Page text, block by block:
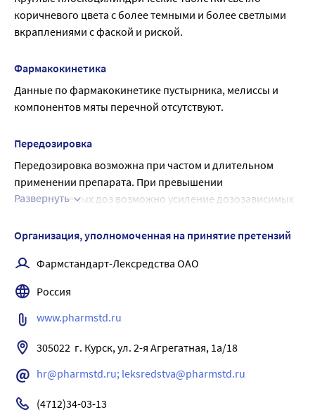
успокаивающее и спазмолитическое действие.
Мяты перечной листьев масло оказывает рефлекторное
желчегонное, антисептическое действие. Механизм
действия связан со способностью раздражать
«холодовые» рецепторы слизистой оболочки полости
рта и рефлекторно расширять преимущественно сосуды
метеоризма за счет раздражения рецепторов слизистой
оболочки желудочно-кишечного тракта (ЖКТ), усиливая
перистальтику кишечника.
коричневого цвета с более темными и более светлыми
вкраплениями с фаской и риской.
Фармакокинетика
Данные по фармакокинетике пустырника, мелиссы и
компонентов мяты перечной отсутствуют.
Передозировка
Передозировка возможна при частом и длительном
применении препарата. При превышении
рекомендуемых доз возможно усиление дозозависимых
Лечение: симптоматическое (промывание желудка,
При появлении симптомов передозировки следует
прекратить прием препарата и немедленно обратиться к
врачу.
Развернуть
Организация, уполномоченная на принятие претензий
Фармстандарт-Лексредства ОАО
Россия
www.pharmstd.ru
305022  г. Курск, ул. 2-я Агрегатная, 1а/18
hr@pharmstd.ru; leksredstva@pharmstd.ru
(4712)34-03-13